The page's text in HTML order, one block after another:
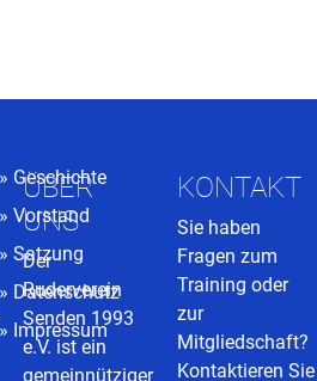
Geschichte
Vorstand
Satzung
Datenschutz
Impressum
ÜBER
UNS
Der
Ruderverein
Senden 1993
e.V. ist ein
gemeinnütziger
KONTAKT
Sie haben
Fragen zum
Training oder
zur
Mitgliedschaft?
Kontaktieren Sie